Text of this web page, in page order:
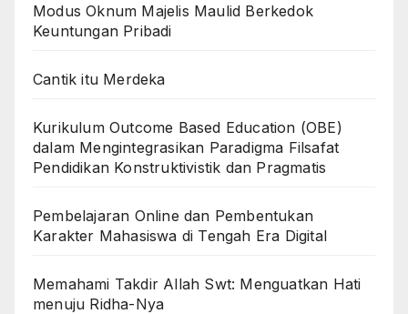
Modus Oknum Majelis Maulid Berkedok
Keuntungan Pribadi
Cantik itu Merdeka
Kurikulum Outcome Based Education (OBE)
dalam Mengintegrasikan Paradigma Filsafat
Pendidikan Konstruktivistik dan Pragmatis
Pembelajaran Online dan Pembentukan
Karakter Mahasiswa di Tengah Era Digital
Memahami Takdir Allah Swt: Menguatkan Hati
menuju Ridha-Nya